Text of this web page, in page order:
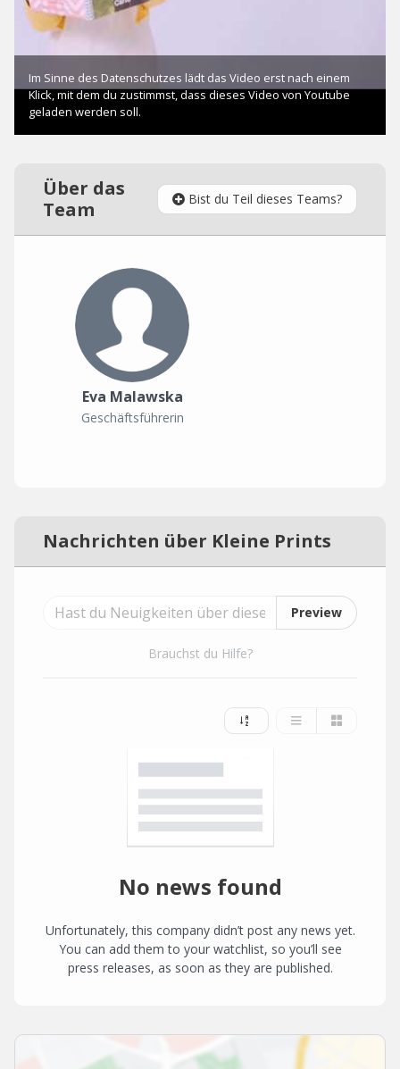
Über das
Team
Bist du Teil dieses Teams?
Eva Malawska
Geschäftsführerin
Nachrichten über Kleine Prints
Preview
Brauchst du Hilfe?
No news found
Unfortunately, this company didn’t post any news yet.
You can add them to your watchlist, so you’ll see
press releases, as soon as they are published.